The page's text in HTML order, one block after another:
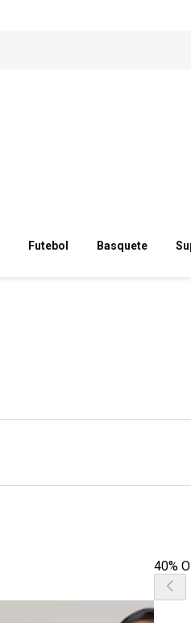
Futebol Basquete
40%